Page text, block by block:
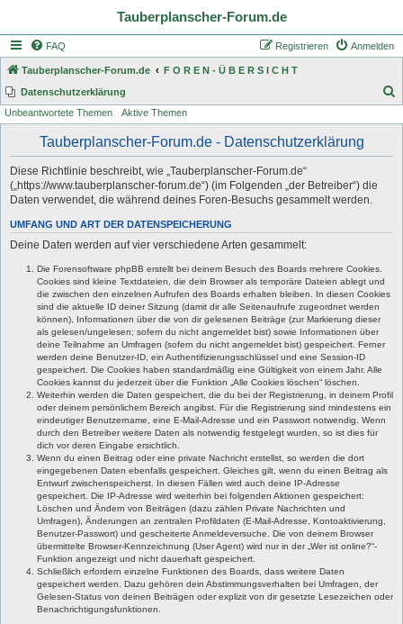
Tauberplanscher-Forum.de
FAQ Anmelden
Registrieren
Tauberplanscher-Forum.de
F O R E N - Ü B E R S I C H T
Datenschutzerklärung
Unbeantwortete Themen Aktive Themen
Tauberplanscher-Forum.de - Datenschutzerklärung
Diese Richtlinie beschreibt, wie „Tauberplanscher-Forum.de“
(„https://www.tauberplanscher-forum.de“) (im Folgenden „der Betreiber“) die
Daten verwendet, die während deines Foren-Besuchs gesammelt werden.
UMFANG UND ART DER DATENSPEICHERUNG
Deine Daten werden auf vier verschiedene Arten gesammelt:
Die Forensoftware phpBB erstellt bei deinem Besuch des Boards mehrere Cookies.
Cookies sind kleine Textdateien, die dein Browser als temporäre Dateien ablegt und
die zwischen den einzelnen Aufrufen des Boards erhalten bleiben. In diesen Cookies
sind die aktuelle ID deiner Sitzung (damit dir alle Seitenaufrufe zugeordnet werden
können), Informationen über die von dir gelesenen Beiträge (zur Markierung dieser
als gelesen/ungelesen; sofern du nicht angemeldet bist) sowie Informationen über
deine Teilnahme an Umfragen (sofern du nicht angemeldet bist) gespeichert. Ferner
werden deine Benutzer-ID, ein Authentifizierungsschlüssel und eine Session-ID
gespeichert. Die Cookies haben standardmäßig eine Gültigkeit von einem Jahr. Alle
Cookies kannst du jederzeit über die Funktion „Alle Cookies löschen“ löschen.
Weiterhin werden die Daten gespeichert, die du bei der Registrierung, in deinem Profil
oder deinem persönlichem Bereich angibst. Für die Registrierung sind mindestens ein
eindeutiger Benutzername, eine E-Mail-Adresse und ein Passwort notwendig. Wenn
durch den Betreiber weitere Daten als notwendig festgelegt wurden, so ist dies für
dich vor deren Eingabe ersichtlich.
Wenn du einen Beitrag oder eine private Nachricht erstellst, so werden die dort
eingegebenen Daten ebenfalls gespeichert. Gleiches gilt, wenn du einen Beitrag als
Entwurf zwischenspeicherst. In diesen Fällen wird auch deine IP-Adresse
gespeichert. Die IP-Adresse wird weiterhin bei folgenden Aktionen gespeichert:
Löschen und Ändern von Beiträgen (dazu zählen Private Nachrichten und
Umfragen), Änderungen an zentralen Profildaten (E-Mail-Adresse, Kontoaktivierung,
Benutzer-Passwort) und gescheiterte Anmeldeversuche. Die von deinem Browser
übermittelte Browser-Kennzeichnung (User Agent) wird nur in der „Wer ist online?“-
Funktion angezeigt und nicht dauerhaft gespeichert.
Schließlich erfordern einzelne Funktionen des Boards, dass weitere Daten
gespeichert werden. Dazu gehören dein Abstimmungsverhalten bei Umfragen, der
Gelesen-Status von deinen Beiträgen oder explizit von dir gesetzte Lesezeichen oder
Benachrichtigungsfunktionen.